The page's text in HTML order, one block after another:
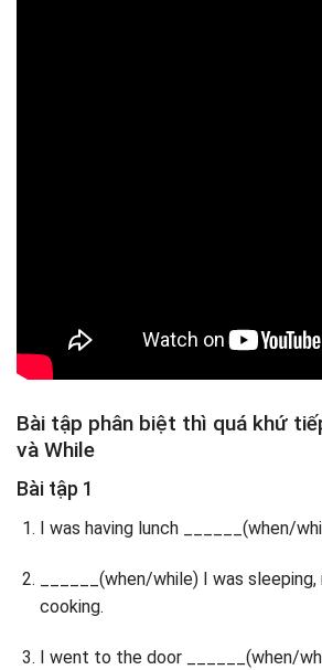
Bài tập phân biệt thì quá khứ
và While
Bài tập 1
I was having lunch ______(when/
______(when/while) I was
cooking.
I went to the door ______(when/